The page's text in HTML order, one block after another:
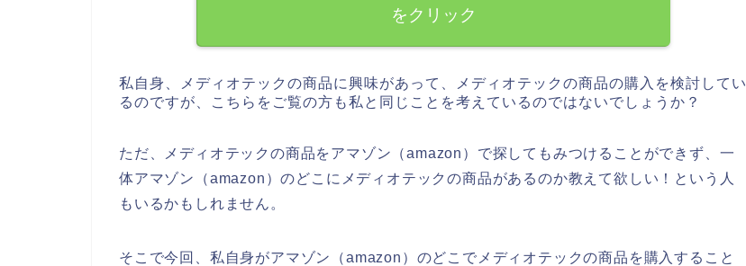
をクリック
私自身、メディオテックの商品に興味があって、メディオテックの商品の購入を検討してい
るのですが、こちらをご覧の方も私と同じことを考えているのではないでしょうか？
ただ、メディオテックの商品をアマゾン（amazon）で探してもみつけることができず、一
体アマゾン（amazon）のどこにメディオテックの商品があるのか教えて欲しい！という人
もいるかもしれません。
そこで今回、私自身がアマゾン（amazon）のどこでメディオテックの商品を購入すること